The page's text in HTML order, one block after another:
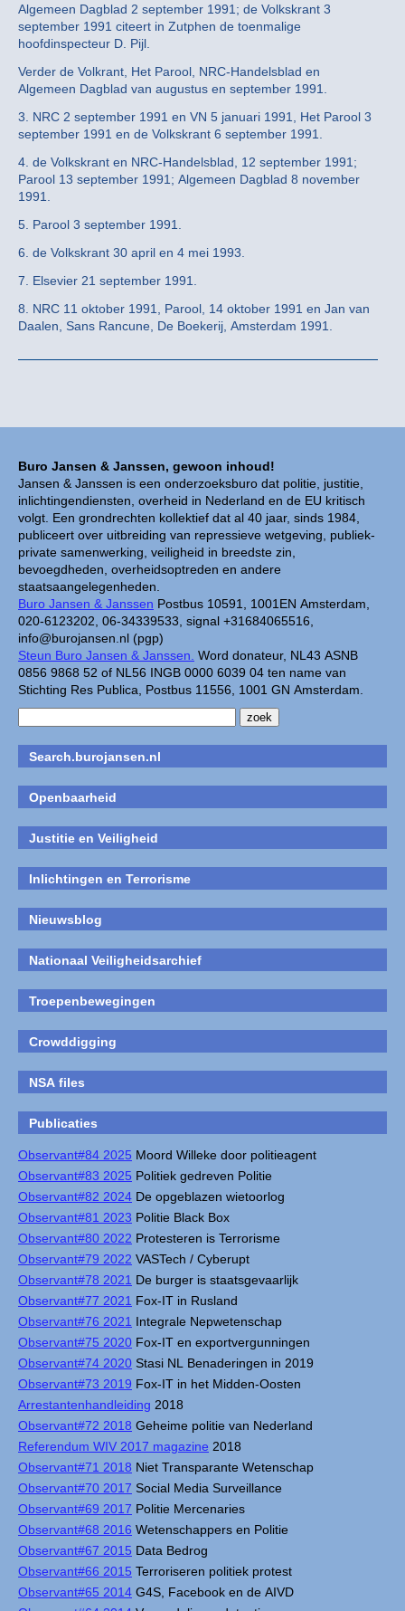
Buro Jansen & Janssen, gewoon inhoud!
Jansen & Janssen is een onderzoeksburo dat politie, justitie,
inlichtingendiensten, overheid in Nederland en de EU kritisch
volgt. Een grondrechten kollektief dat al 40 jaar, sinds 1984,
publiceert over uitbreiding van repressieve wetgeving, publiek-
private samenwerking, veiligheid in breedste zin,
bevoegdheden, overheidsoptreden en andere
staatsaangelegenheden.
Buro Jansen & Janssen Postbus 10591, 1001EN Amsterdam,
020-6123202, 06-34339533, signal +31684065516,
info@burojansen.nl (pgp)
Steun Buro Jansen & Janssen. Word donateur, NL43 ASNB
0856 9868 52 of NL56 INGB 0000 6039 04 ten name van
Stichting Res Publica, Postbus 11556, 1001 GN Amsterdam.
Search.burojansen.nl
Openbaarheid
Justitie en Veiligheid
Inlichtingen en Terrorisme
Nieuwsblog
Nationaal Veiligheidsarchief
Troepenbewegingen
Crowddigging
NSA files
Publicaties
Observant#84 2025 Moord Willeke door politieagent
Observant#83 2025 Politiek gedreven Politie
Observant#82 2024 De opgeblazen wietoorlog
Observant#81 2023 Politie Black Box
Observant#80 2022 Protesteren is Terrorisme
Observant#79 2022 VASTech / Cyberupt
Observant#78 2021 De burger is staatsgevaarlijk
Observant#77 2021 Fox-IT in Rusland
Observant#76 2021 Integrale Nepwetenschap
Observant#75 2020 Fox-IT en exportvergunningen
Observant#74 2020 Stasi NL Benaderingen in 2019
Observant#73 2019 Fox-IT in het Midden-Oosten
Arrestantenhandleiding 2018
Observant#72 2018 Geheime politie van Nederland
Referendum WIV 2017 magazine 2018
Observant#71 2018 Niet Transparante Wetenschap
Observant#70 2017 Social Media Surveillance
Observant#69 2017 Politie Mercenaries
Observant#68 2016 Wetenschappers en Politie
Observant#67 2015 Data Bedrog
Observant#66 2015 Terroriseren politiek protest
Observant#65 2014 G4S, Facebook en de AIVD
Algemeen Dagblad 2 september 1991; de Volkskrant 3
september 1991 citeert in Zutphen de toenmalige
hoofdinspecteur D. Pijl.
Verder de Volkrant, Het Parool, NRC-Handelsblad en
Algemeen Dagblad van augustus en september 1991.
3. NRC 2 september 1991 en VN 5 januari 1991, Het Parool 3
september 1991 en de Volkskrant 6 september 1991.
4. de Volkskrant en NRC-Handelsblad, 12 september 1991;
Parool 13 september 1991; Algemeen Dagblad 8 november
1991.
5. Parool 3 september 1991.
6. de Volkskrant 30 april en 4 mei 1993.
7. Elsevier 21 september 1991.
8. NRC 11 oktober 1991, Parool, 14 oktober 1991 en Jan van
Daalen, Sans Rancune, De Boekerij, Amsterdam 1991.